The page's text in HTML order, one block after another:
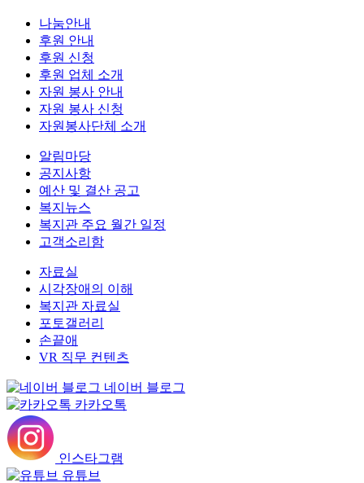
나눔안내
후원 안내
후원 신청
후원 업체 소개
자원 봉사 안내
자원 봉사 신청
자원봉사단체 소개
알림마당
공지사항
예산 및 결산 공고
복지뉴스
복지관 주요 월간 일정
고객소리함
자료실
시각장애의 이해
복지관 자료실
포토갤러리
손끝애
VR 직무 컨텐츠
네이버 블로그
카카오톡
인스타그램
유튜브